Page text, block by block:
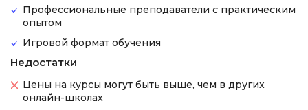
Профессиональные преподаватели с практическим
опытом
Игровой формат обучения
Недостатки
Цены на курсы могут быть выше, чем в других
онлайн-школах